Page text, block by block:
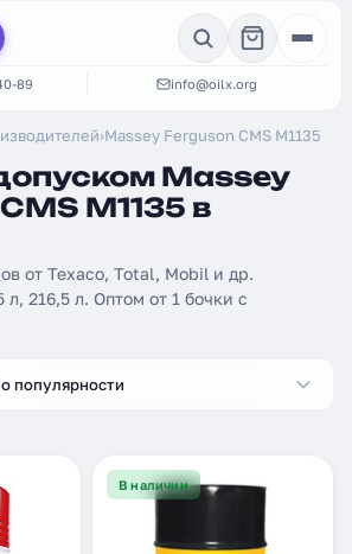
89 info@oilx.org
›Massey Ferguson CMS M1135
Massey
M1135 в
от Texaco, Total, Mobil и др.
216,5 л. Оптом от 1 бочки с
популярности
В наличии